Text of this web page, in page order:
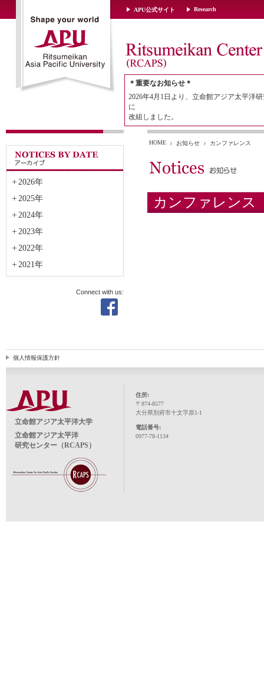
APU公式サイト Research
＊重要なお知らせ＊
2026年4月1日より、立命館アジア太平洋
に
改組しました。
HOME お知らせ カンファレンス
カンファレンス
2026年
2025年
2024年
2023年
2022年
2021年
Connect with us:
個人情報保護方針
立命館アジア太平洋大学
立命館アジア太平洋
研究センター（RCAPS）
住所:
〒874-8577
大分県別府市十文字原1-1
電話番号:
0977-78-1134